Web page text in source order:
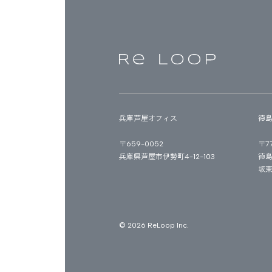
兵庫芦屋オフィス
〒659-0052
兵庫県芦屋市伊勢町4-12-103
徳
〒
徳
坂
© 2026 ReLoop Inc.